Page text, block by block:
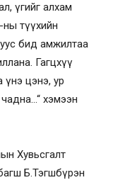
үгийг алхам
түүхийн
бид амжилтаа
Гагцхүү
цэнэ, ур
хэмээн
Хувьсгалт
Б.Тэгшбүрэн